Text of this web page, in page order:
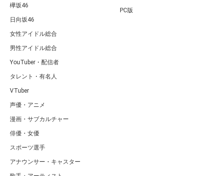
欅坂46
日向坂46
女性アイドル総合
男性アイドル総合
YouTuber・配信者
タレント・有名人
VTuber
声優・アニメ
漫画・サブカルチャー
俳優・女優
スポーツ選手
アナウンサー・キャスター
PC版